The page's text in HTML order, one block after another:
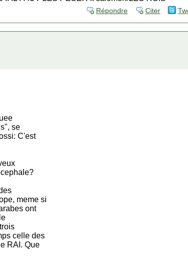
Répondre Citer
se
C'est
meme si
ont
celle des
RAI. Que